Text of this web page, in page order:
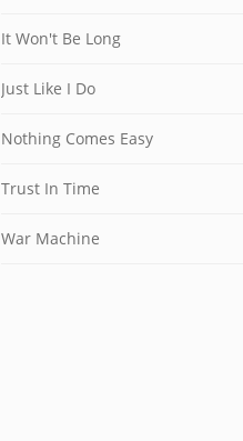
It Won't Be Long
Just Like I Do
Nothing Comes Easy
Trust In Time
War Machine